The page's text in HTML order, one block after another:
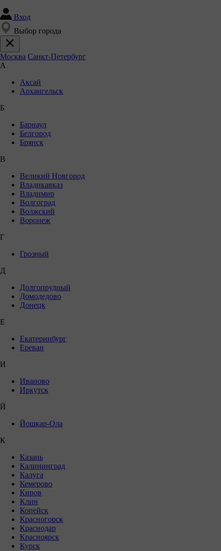
Вход
Выбор города
Москва Санкт-Петербург
А
Аксай
Архангельск
Б
Барнаул
Белгород
Брянск
В
Великий Новгород
Владикавказ
Владимир
Волгоград
Волжский
Воронеж
Г
Грозный
Д
Долгопрудный
Домодедово
Донецк
Е
Екатеринбург
Ереван
И
Иваново
Иркутск
Й
Йошкар-Ола
К
Казань
Калининград
Калуга
Кемерово
Киров
Клин
Копейск
Красногорск
Краснодар
Красноярск
Курск